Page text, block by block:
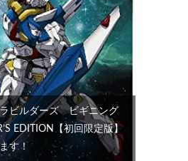
ビルダーズ ビギニング
EDITION【初回限定版】
す！